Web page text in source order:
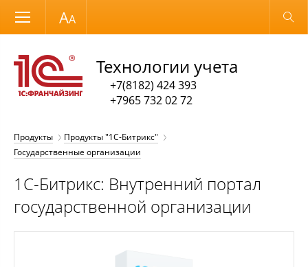
Размер шрифта Обычная версия
Технологии учета
+7(8182) 424 393
+7965 732 02 72
Продукты
Продукты "1С-Битрикс"
Государственные организации
1С-Битрикс: Внутренний портал
государственной организации